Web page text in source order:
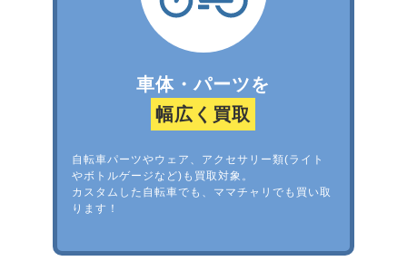
車体・パーツを
幅広く買取
自転車パーツやウェア、アクセサリー類(ライト
やボトルゲージなど)も買取対象。
カスタムした自転車でも、ママチャリでも買い取
ります！